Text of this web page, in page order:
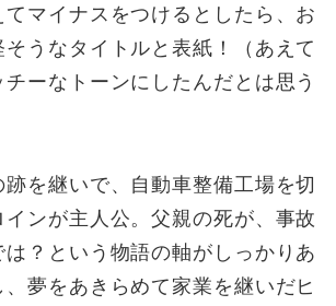
てマイナスをつけるとしたら、お
うなタイトルと表紙！（あえて
ーなトーンにしたんだとは思う
を継いで、自動車整備工場を切
インが主人公。父親の死が、事故
？という物語の軸がしっかりあ
夢をあきらめて家業を継いだヒ